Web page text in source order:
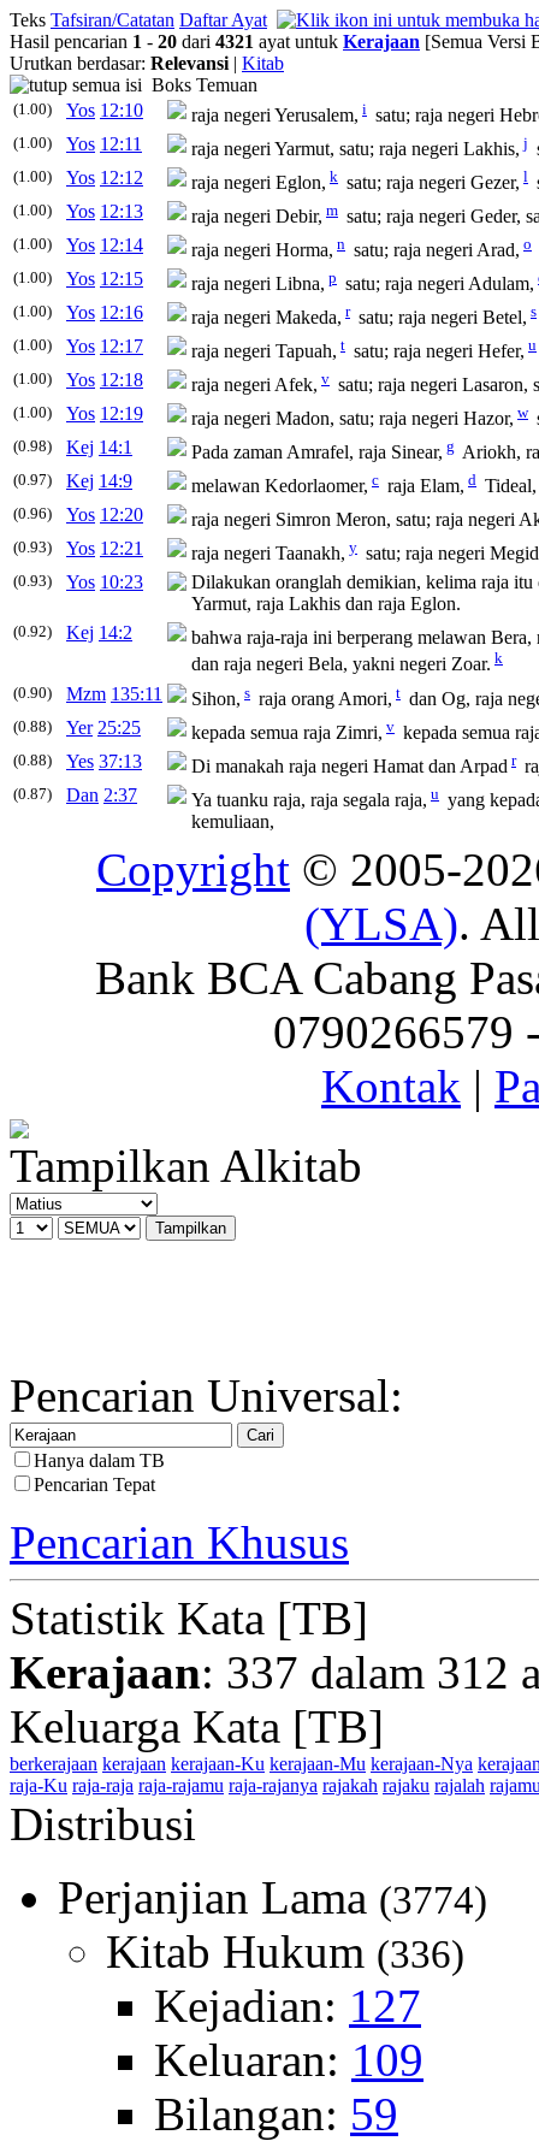
Teks Tafsiran/Catatan Daftar Ayat
Hasil pencarian 1 - 20 dari 4321 ayat untuk Kerajaan [Semua Versi
Urutkan berdasar: Relevansi | Kitab
Boks Temuan
(1.00) Yos 12:10 raja negeri Yerusalem, i satu; raja negeri
(1.00) Yos 12:11 raja negeri Yarmut, satu; raja negeri Lakhis, j
(1.00) Yos 12:12 raja negeri Eglon, k satu; raja negeri Gezer, l
(1.00) Yos 12:13 raja negeri Debir, m satu; raja negeri Geder,
(1.00) Yos 12:14 raja negeri Horma, n satu; raja negeri Arad, o
(1.00) Yos 12:15 raja negeri Libna, p satu; raja negeri Adulam,
(1.00)
Yos 12:16 raja negeri Makeda, r satu; raja negeri Betel, s
(1.00)
Yos 12:17 raja negeri Tapuah, t satu; raja negeri Hefer, u
(1.00)
Yos 12:18 raja negeri Afek, v satu; raja negeri Lasaron,
(1.00) Yos 12:19 raja negeri Madon, satu; raja negeri Hazor, w
(0.98) Kej 14:1 Pada zaman Amrafel, raja Sinear, g Ariokh,
(0.97) Kej 14:9 melawan Kedorlaomer, c raja Elam, d
(0.96) Yos 12:20 raja negeri Simron Meron, satu; raja negeri
(0.93) Yos 12:21 raja negeri Taanakh, y satu; raja negeri
(0.93) Yos 10:23 Dilakukan oranglah demikian, kelima raja itu
Yarmut, raja Lakhis dan raja Eglon.
(0.92) Kej 14:2 bahwa raja-raja ini berperang melawan Bera,
dan raja negeri Bela, yakni negeri Zoar. k
(0.90)
Mzm 135:11 Sihon, s raja orang Amori, t dan Og, raja
(0.88) Yer 25:25 kepada semua raja Zimri, v kepada semua
(0.88) Yes 37:13 Di manakah raja negeri Hamat dan Arpad r
(0.87) Dan 2:37 Ya tuanku raja, raja segala raja, u yang
kemuliaan,
Copyright © 2005-
(YLSA).
Bank BCA Cabang
0790266579
Kontak |
Tampilkan Alkitab
Pencarian Universal:
Hanya dalam TB
Pencarian Tepat
Pencarian Khusus
Statistik Kata [TB]
Kerajaan: 337 dalam 312
Keluarga Kata [TB]
berkerajaan kerajaan kerajaan-Ku kerajaan-Mu kerajaan-Nya
raja-Ku raja-raja raja-rajamu raja-rajanya rajakah rajaku rajalah
Distribusi
Perjanjian Lama (3774)
Kitab Hukum (336)
Kejadian: 127
Keluaran: 109
Bilangan: 59